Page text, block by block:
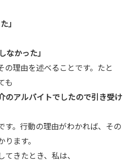
」
なかった」
の理由を述べることです。たと
も
のアルバイトでしたので引き受け
す。行動の理由がわかれば、その
ります。
てきたとき、私は、